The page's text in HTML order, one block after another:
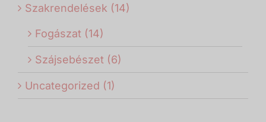
Szakrendelések (14)
Fogászat (14)
Szájsebészet (6)
Uncategorized (1)